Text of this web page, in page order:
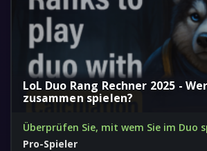
LoL Duo Rang Rechner 2025 -
zusammen spielen?
Überprüfen Sie, mit wem Sie im Duo
Pro-Spieler